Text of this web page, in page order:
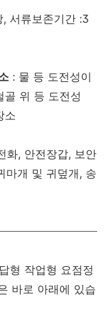
, 서류보존기간 :3
: 물 등 도전성이
골 위 등 도전성
소
화, 안전장갑, 보안
마개 및 귀덮개, 송
형 작업형 요점정
바로 아래에 있습